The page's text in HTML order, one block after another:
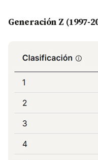
Generación Z (1997-